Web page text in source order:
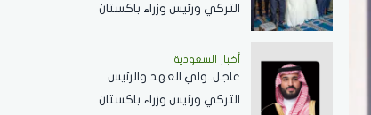
التركي ورئيس وزراء باكستان
الحرام .. صور
أخبار السعودية
عاجل..ولي العهد والرئيس
التركي ورئيس وزراء باكستان